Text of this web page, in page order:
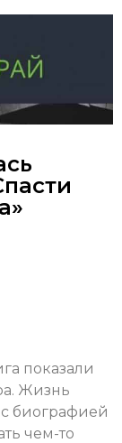
показали
Жизнь
биографией
чем-то